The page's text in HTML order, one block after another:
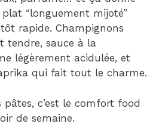
plat “longuement mijoté”
rapide. Champignons
tendre, sauce à la
légèrement acidulée, et
qui fait tout le charme.
c’est le comfort food
de semaine.